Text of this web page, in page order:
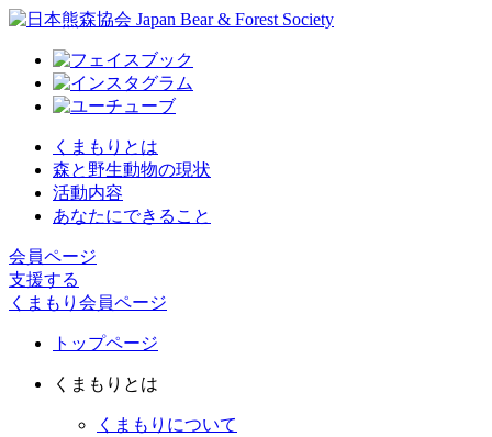
くまもりとは
森と野生動物の現状
活動内容
あなたにできること
会員ページ
支援する
くまもり会員ページ
トップページ
くまもりとは
くまもりについて